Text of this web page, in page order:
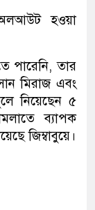
হওয়া
পারেনি, তার
মিরাজ এবং
নিয়েছেন ৫
ব্যাপক
জিম্বাবুয়ে।